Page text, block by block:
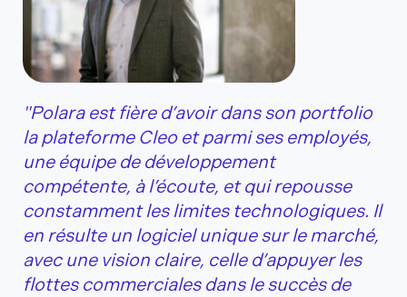
"Polara est fière d’avoir dans son portfolio
la plateforme Cleo et parmi ses employés,
une équipe de développement
compétente, à l’écoute, et qui repousse
constamment les limites technologiques. Il
en résulte un logiciel unique sur le marché,
avec une vision claire, celle d’appuyer les
flottes commerciales dans le succès de